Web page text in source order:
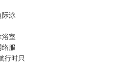
际泳
浴室
络服
行时只